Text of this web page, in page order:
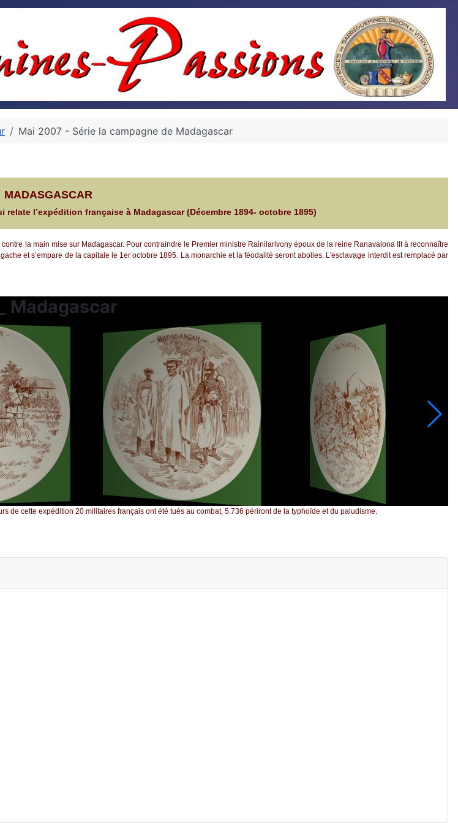
Mai 2007 - Série la campagne de Madagascar
MADASGASCAR
relate l’expédition française à Madagascar (Décembre 1894- octobre 1895)
la main mise sur Madagascar. Pour contraindre le Premier ministre Rainilarivony époux de la reine Ranavalona III à reconnaître
et s’empare de la capitale le 1er octobre 1895. La monarchie et la féodalité seront abolies. L'esclavage interdit est remplacé par
Madagascar
de cette expédition 20 militaires français ont été tués au combat, 5.736 périront de la typhoïde et du paludisme.